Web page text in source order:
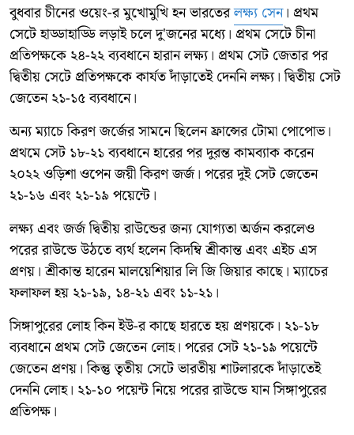
বুধবার চীনের ওয়েং-র মুখোমুখি হন ভারতেরলক্ষ্য সেন। প্রথম
সেটে হাড্ডাহাড্ডি লড়াই চলে দু'জনের মধ্যে। প্রথম সেটে চীনা
প্রতিপক্ষকে ২৪-২২ ব্যবধানে হারান লক্ষ্য। প্রথম সেট জেতার পর
দ্বিতীয় সেটে প্রতিপক্ষকে কার্যত দাঁড়াতেই দেননি লক্ষ্য। দ্বিতীয় সেট
জেতেন ২১-১৫ ব্যবধানে।
অন্য ম্যাচে কিরণ জর্জের সামনে ছিলেন ফ্রান্সের টোমা পোপোভ।
প্রথমে সেট ১৮-২১ ব্যবধানে হারের পর দুরন্ত কামব্যাক করেন
২০২২ ওড়িশা ওপেন জয়ী কিরণ জর্জ। পরের দুই সেট জেতেন
২১-১৬ এবং ২১-১৯ পয়েন্টে।
লক্ষ্য এবং জর্জ দ্বিতীয় রাউন্ডের জন্য যোগ্যতা অর্জন করলেও
পরের রাউন্ডে উঠতে ব্যর্থ হলেন কিদম্বি শ্রীকান্ত এবং এইচ এস
প্রণয়। শ্রীকান্ত হারেন মালয়েশিয়ার লি জি জিয়ার কাছে। ম্যাচের
ফলাফল হয় ২১-১৯, ১৪-২১ এবং ১১-২১।
সিঙ্গাপুরের লোহ কিন ইউ-র কাছে হারতে হয় প্রণয়কে। ২১-১৮
ব্যবধানে প্রথম সেট জেতেন লোহ। পরের সেট ২১-১৯ পয়েন্টে
জেতেন প্রণয়। কিন্তু তৃতীয় সেটে ভারতীয় শাটলারকে দাঁড়াতেই
দেননি লোহ। ২১-১০ পয়েন্ট নিয়ে পরের রাউন্ডে যান সিঙ্গাপুরের
প্রতিপক্ষ।